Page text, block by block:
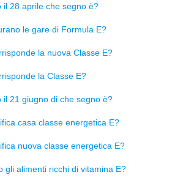
il 28 aprile che segno è?
le gare di Formula E?
la nuova Classe E?
la Classe E?
il 21 giugno di che segno è?
casa classe energetica E?
nuova classe energetica E?
gli alimenti ricchi di vitamina E?